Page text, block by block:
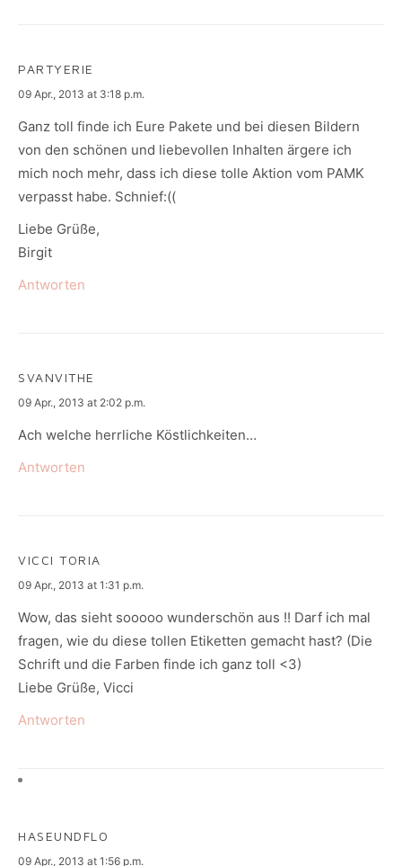
PARTYERIE
says:
09 Apr., 2013 at 3:18 p.m.
Ganz toll finde ich Eure Pakete und bei diesen Bildern
von den schönen und liebevollen Inhalten ärgere ich
mich noch mehr, dass ich diese tolle Aktion vom PAMK
verpasst habe. Schnief:((
Liebe Grüße,
Birgit
Antworten
SVANVITHE
says:
09 Apr., 2013 at 2:02 p.m.
Ach welche herrliche Köstlichkeiten…
Antworten
VICCI TORIA
says:
09 Apr., 2013 at 1:31 p.m.
Wow, das sieht sooooo wunderschön aus !! Darf ich mal
fragen, wie du diese tollen Etiketten gemacht hast? (Die
Schrift und die Farben finde ich ganz toll <3)
Liebe Grüße, Vicci
Antworten
HASEUNDFLO
says:
09 Apr., 2013 at 1:56 p.m.